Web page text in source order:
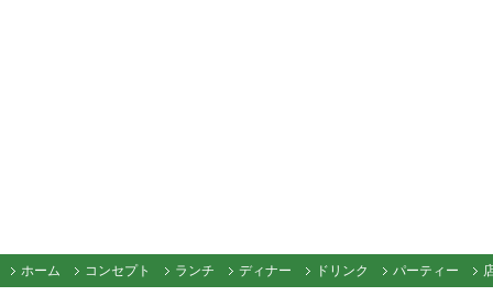
ホーム コンセプト ランチ ディナー ドリンク パーティー